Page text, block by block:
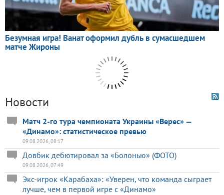
Новости
Матч 2-го тура чемпионата Украины «Верес» —
«Динамо»: статистическое превью
09.08.2026, 08:17
Довбик дебютировал за «Болонью» (ФОТО)
09.08.2026, 07:49
Экс-игрок «Карабаха»: «Уверен, что команда сыграет
лучше, чем в первой игре с «Динамо»